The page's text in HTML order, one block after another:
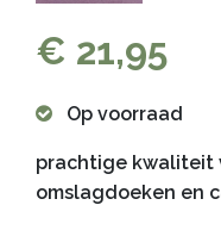
€ 21,95
Op voorraad
prachtige kwaliteit
omslagdoeken en